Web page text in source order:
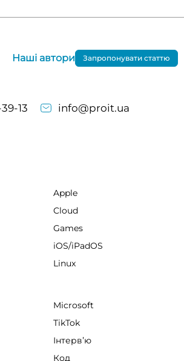
13
info@proit.ua
Наші автори Запропонувати статтю
Apple
Cloud
Games
iOS/iPadOS
Linux
Microsoft
TikTok
Інтервʼю
Код